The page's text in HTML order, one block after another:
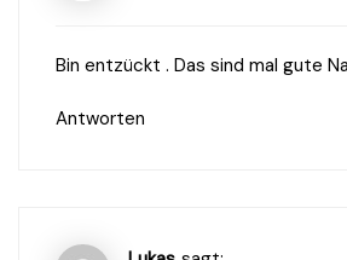
Bin entzückt . Das sind mal gute
Antworten